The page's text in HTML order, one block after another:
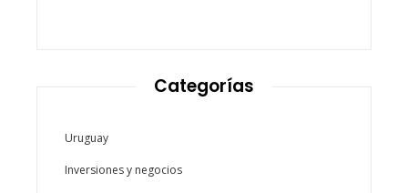
Categorías
Uruguay
Inversiones y negocios